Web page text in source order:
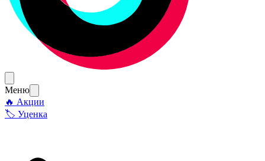
Меню
🔥 Акции
🏷 Уценка